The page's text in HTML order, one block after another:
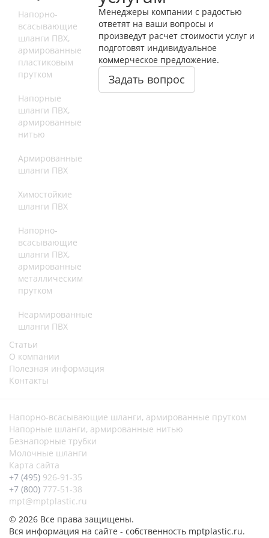
Напорно-
всасывающие
шланги ПВХ,
армированные
пластиковым
прутком
Напорные
шланги ПВХ,
армированные
нитью
Армированные
шланги ПВХ
Химостойкие
шланги ПВХ
Напорно-
всасывающие
шланги ПВХ,
армированные
металлическим
прутком
Неармированные
шланги ПВХ
Менеджеры компании с радостью
ответят на ваши вопросы и
произведут расчет стоимости услуг и
подготовят индивидуальное
коммерческое предложение.
Задать вопрос
Статьи
О компании
Полезная информация
Контакты
Напорно-всасывающие шланги, армированные прутком
Напорные шланги, армированные нитью
Безнапорные трубки
Молочные шланги
Карта сайта
+7 (495) 926-91-35
+7 (800) 777-51-38
mpt@mptplastic.ru
© 2026 Все права защищены.
Вся информация на сайте - собственность mptplastic.ru.